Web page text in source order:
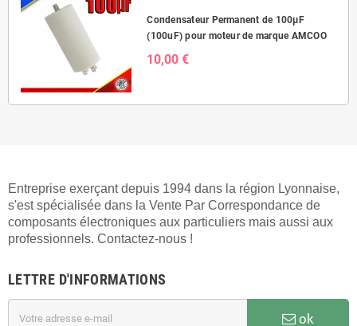
Condensateur Permanent de 100μF
(100uF) pour moteur de marque AMCOO
10,00 €
Entreprise exerçant depuis 1994 dans la région Lyonnaise,
s'est spécialisée dans la Vente Par Correspondance de
composants électroniques aux particuliers mais aussi aux
professionnels. Contactez-nous !
LETTRE D'INFORMATIONS
ok